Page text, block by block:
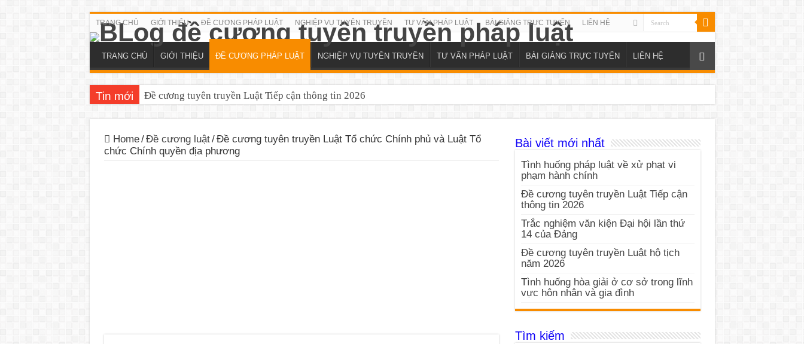
TRANG CHỦ GIỚI THIỆU ĐỀ CƯƠNG PHÁP LUẬT NGHIỆP VỤ TUYÊN TRUYỀN TƯ VẤN PHÁP LUẬT BÀI GIẢNG TRỰC TUYẾN LIÊN HỆ
TRANG CHỦ GIỚI THIỆU ĐỀ CƯƠNG PHÁP LUẬT NGHIỆP VỤ TUYÊN TRUYỀN TƯ VẤN PHÁP LUẬT BÀI GIẢNG TRỰC TUYẾN LIÊN HỆ
Tin mới Đề cương tuyên truyền Luật Tiếp cận thông tin 2026
Home/Đề cương luật/Đề cương tuyên truyền Luật Tổ chức Chính phủ và Luật Tổ
chức Chính quyền địa phương
Bài viết mới nhất
Tình huống pháp luật về xử phạt vi
phạm hành chính
Đề cương tuyên truyền Luật Tiếp cận
thông tin 2026
Trắc nghiệm văn kiện Đại hội lần thứ
14 của Đảng
Đề cương tuyên truyền Luật hộ tịch
năm 2026
Tình huống hòa giải ở cơ sở trong lĩnh
vực hôn nhân và gia đình
Tìm kiếm